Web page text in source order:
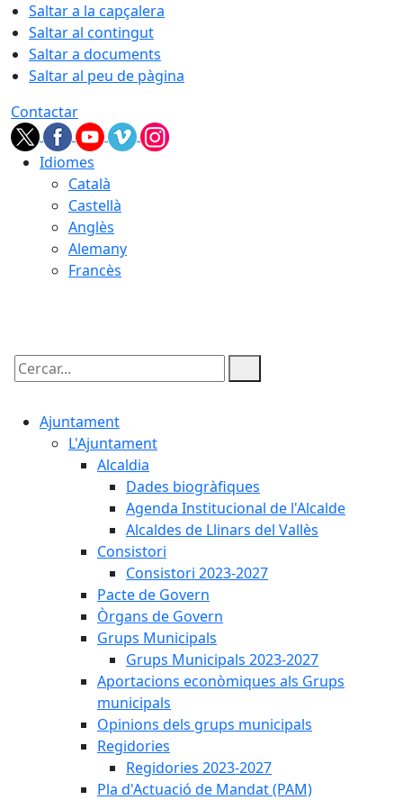
Saltar a la capçalera
Saltar al contingut
Saltar a documents
Saltar al peu de pàgina
Contactar
Idiomes
Català
Castellà
Anglès
Alemany
Francès
Cercar:
Ajuntament
L'Ajuntament
Alcaldia
Dades biogràfiques
Agenda Institucional de l'Alcalde
Alcaldes de Llinars del Vallès
Consistori
Consistori 2023-2027
Pacte de Govern
Òrgans de Govern
Grups Municipals
Grups Municipals 2023-2027
Aportacions econòmiques als Grups
municipals
Opinions dels grups municipals
Regidories
Regidories 2023-2027
Pla d'Actuació de Mandat (PAM)